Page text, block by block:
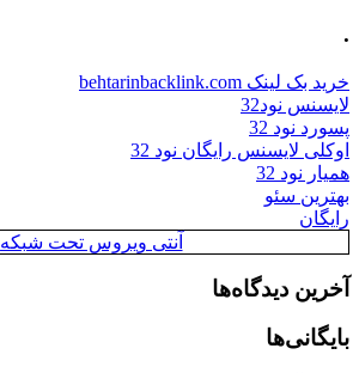
.
خرید بک لینک behtarinbacklink.com
لایسنس نود32
پسورد نود 32
اوکلی لایسنس رایگان نود 32
همیار نود 32
بهترین سئو
رایگان
آنتی ویروس تحت شبکه
آخرین دیدگاه‌ها
بایگانی‌ها